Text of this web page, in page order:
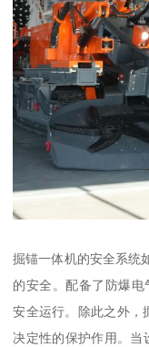
掘锚一体机的安全系统
的安全。配备了防爆
安全运行。除此之外，
决定性的保护作用。当